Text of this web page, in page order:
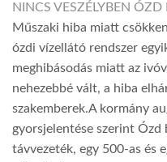
NINCS VESZÉLYBEN
Műszaki hiba miatt
ózdi vízellátó rendszer
meghibásodás miatt az
nehezebbé vált, a hiba
szakemberek.A kormány
gyorsjelentése szerint
távvezeték, egy 500-as és